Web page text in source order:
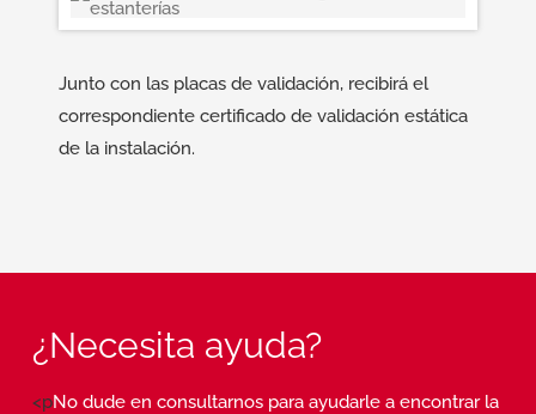
Junto con las placas de validación, recibirá el
correspondiente certificado de validación estática
de la instalación.
¿Necesita ayuda?
<pNo dude en consultarnos para ayudarle a encontrar la